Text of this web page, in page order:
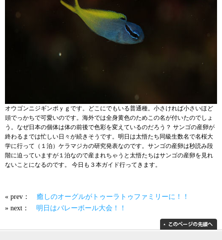
オウゴンニジギンポｙｇです。どこにでもいる普通種。小さければ小さいほど
頭でっかちで可愛いのです。海外では全身黄色のためこの名が付いたのでしょ
う。なぜ日本の個体は体の前後で色彩を変えているのだろう？ サンゴの産卵が
終わるまでは忙しい日々が続きそうです。明日は太悟たち同級生数名で名桜大
学に行って（１泊）ケラマジカの研究発表なのです。サンゴの産卵は秒読み段
階に迫っていますが１泊なので産まれちゃうと太悟たちはサンゴの産卵を見れ
ないことになるのです。 今日も３本ガイド行ってきます。
« prev： 癒しのオーグルがトゥーラトゥファミリーに！！
» next： 明日はバレーボール大会！！